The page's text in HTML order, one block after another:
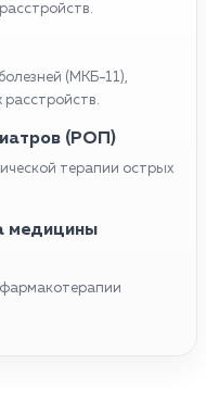
(МКБ-11),
расстройств.
(РОП)
терапии острых
медицины
фармакотерапии